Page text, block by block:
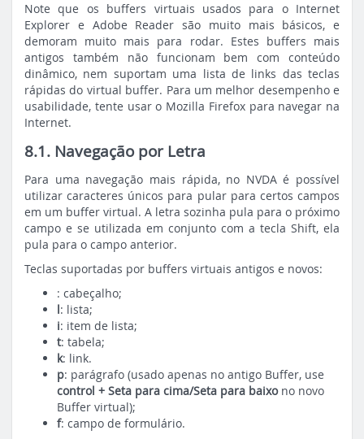
Note que os buffers virtuais usados para o Internet
Explorer e Adobe Reader são muito mais básicos, e
demoram muito mais para rodar. Estes buffers mais
antigos também não funcionam bem com conteúdo
dinâmico, nem suportam uma lista de links das teclas
rápidas do virtual buffer. Para um melhor desempenho e
usabilidade, tente usar o Mozilla Firefox para navegar na
Internet.
8.1. Navegação por Letra
Para uma navegação mais rápida, no NVDA é possível
utilizar caracteres únicos para pular para certos campos
em um buffer virtual. A letra sozinha pula para o próximo
campo e se utilizada em conjunto com a tecla Shift, ela
pula para o campo anterior.
Teclas suportadas por buffers virtuais antigos e novos:
: cabeçalho;
l: lista;
i: item de lista;
t: tabela;
k: link.
p: parágrafo (usado apenas no antigo Buffer, use
control + Seta para cima/Seta para baixo no novo
Buffer virtual);
f: campo de formulário.